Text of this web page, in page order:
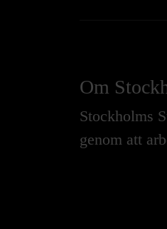
Om
Stockholms
genom att